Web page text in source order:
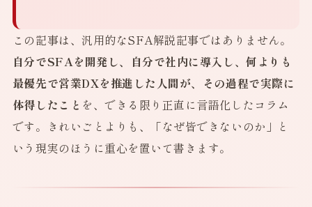
この記事は、汎用的なSFA解説記事ではありません。
自分でSFAを開発し、自分で社内に導入し、何よりも
最優先で営業DXを推進した人間が、その過程で実際に
体得したこと を、できる限り正直に言語化したコラム
です。きれいごとよりも、「なぜ皆できないのか」と
いう現実のほうに重心を置いて書きます。